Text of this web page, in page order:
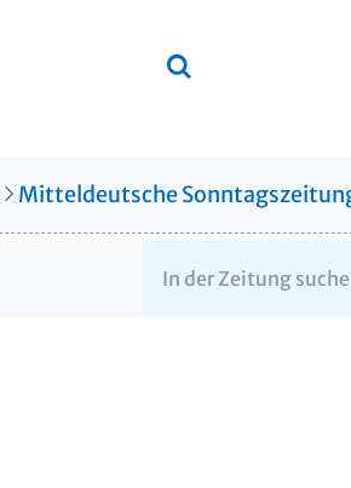
Mitteldeutsche